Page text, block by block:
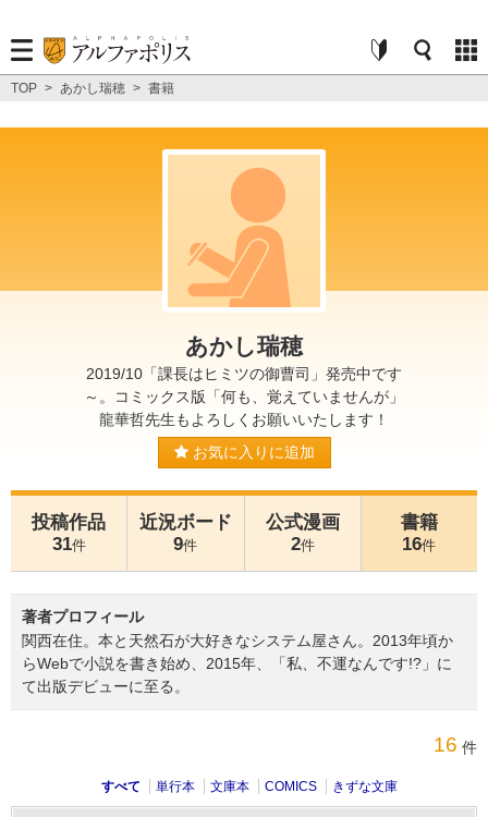
TOP > あかし瑞穂 > 書籍
あかし瑞穂
2019/10「課長はヒミツの御曹司」発売中です
～。コミックス版「何も、覚えていませんが」
龍華哲先生もよろしくお願いいたします！
お気に入りに追加
投稿作品
31件
近況ボード
9件
公式漫画
2件
書籍
16件
著者プロフィール
関西在住。本と天然石が大好きなシステム屋さん。2013年頃か
らWebで小説を書き始め、2015年、「私、不運なんです!?」に
て出版デビューに至る。
16 件
すべて 単行本 文庫本 COMICS きずな文庫